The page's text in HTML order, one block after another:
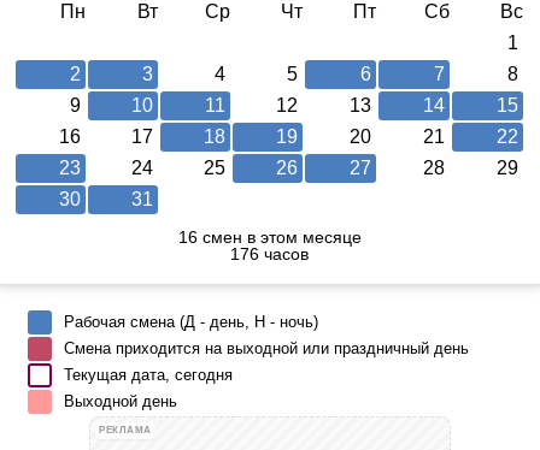
Пн
Вт Ср Чт Пт Сб
Вс
1
2
3 4 5 6 7
8
9
10 11 12 13 14
15
16
17 18 19 20 21
22
23
24 25 26 27 28
29
30
31
16 смен в этом месяце
176 часов
Рабочая смена (Д - день, Н - ночь)
Смена приходится на выходной или праздничный день
Текущая дата, сегодня
Выходной день
РЕКЛАМА